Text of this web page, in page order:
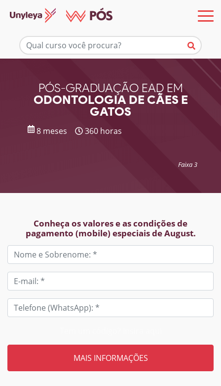
PÓS-GRADUAÇÃO EAD EM
ODONTOLOGIA DE CÃES E
GATOS
8 meses 360 horas
Faixa 3
Conheça os valores e as condições de
pagamento (mobile) especiais de August.
Mais informações